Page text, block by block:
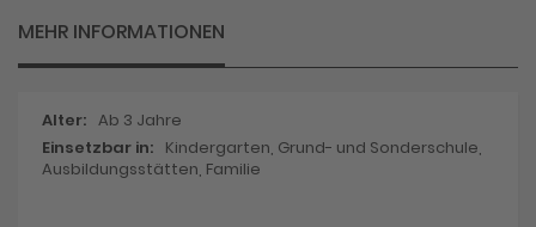
MEHR INFORMATIONEN
Mehr
Informationen
Ab 3 Jahre
Kindergarten, Grund- und Sonderschule,
Ausbildungsstätten, Familie